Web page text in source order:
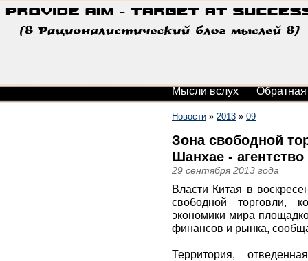
Мысли вслух Обратная
Новости » 2013 » 09
Зона свободной
Шанхае - агентство
29 сентября 2013 года
Власти Китая в
свободной торговли,
экономики мира
финансов и рынка,
Территория,